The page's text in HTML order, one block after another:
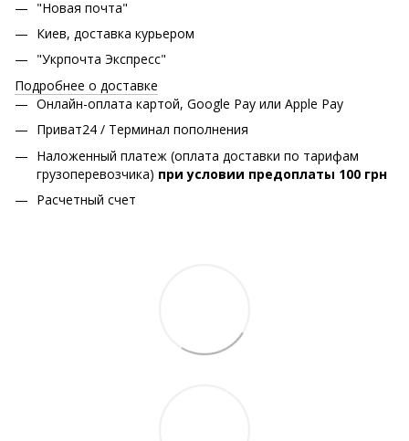
"Новая почта"
Киев, доставка курьером
"Укрпочта Экспресс"
Подробнее о доставке
Онлайн-оплата картой, Google Pay или Apple Pay
Приват24 / Терминал пополнения
Наложенный платеж (оплата доставки по тарифам
грузоперевозчика) при условии предоплаты 100 грн
Расчетный счет